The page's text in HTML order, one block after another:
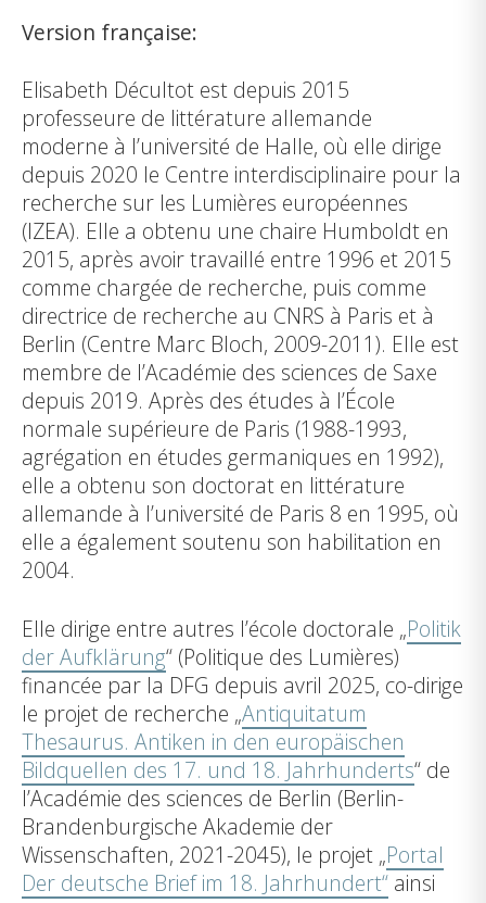
Version française:
Elisabeth Décultot est depuis 2015
professeure de littérature allemande
moderne à l’université de Halle, où elle dirige
depuis 2020 le Centre interdisciplinaire pour la
recherche sur les Lumières européennes
(IZEA). Elle a obtenu une chaire Humboldt en
2015, après avoir travaillé entre 1996 et 2015
comme chargée de recherche, puis comme
directrice de recherche au CNRS à Paris et à
Berlin (Centre Marc Bloch, 2009-2011). Elle est
membre de l’Académie des sciences de Saxe
depuis 2019. Après des études à l’École
normale supérieure de Paris (1988-1993,
agrégation en études germaniques en 1992),
elle a obtenu son doctorat en littérature
allemande à l’université de Paris 8 en 1995, où
elle a également soutenu son habilitation en
2004.
Elle dirige entre autres l’école doctorale „Politik
der Aufklärung“ (Politique des Lumières)
financée par la DFG depuis avril 2025, co-dirige
le projet de recherche „Antiquitatum
Thesaurus. Antiken in den europäischen
Bildquellen des 17. und 18. Jahrhunderts“ de
l’Académie des sciences de Berlin (Berlin-
Brandenburgische Akademie der
Wissenschaften, 2021-2045), le projet „Portal
Der deutsche Brief im 18. Jahrhundert“ ainsi